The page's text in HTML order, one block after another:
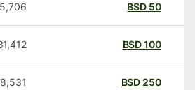
50
BSD
15,706
100
BSD
31,412
250
BSD
78,531